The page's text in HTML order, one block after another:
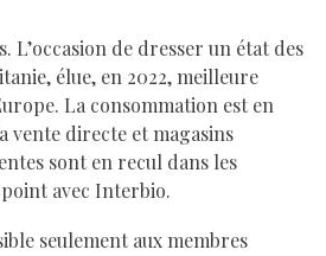
L’occasion de dresser un état des
élue, en 2022, meilleure
La consommation est en
vente directe et magasins
sont en recul dans les
avec Interbio.
seulement aux membres